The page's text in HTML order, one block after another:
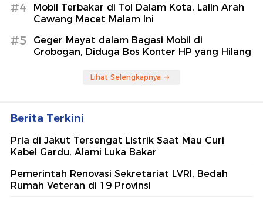
#4
Mobil Terbakar di Tol Dalam Kota, Lalin Arah
Cawang Macet Malam Ini
#5
Geger Mayat dalam Bagasi Mobil di
Grobogan, Diduga Bos Konter HP yang Hilang
Lihat Selengkapnya
Berita Terkini
Pria di Jakut Tersengat Listrik Saat Mau Curi
Kabel Gardu, Alami Luka Bakar
Pemerintah Renovasi Sekretariat LVRI, Bedah
Rumah Veteran di 19 Provinsi